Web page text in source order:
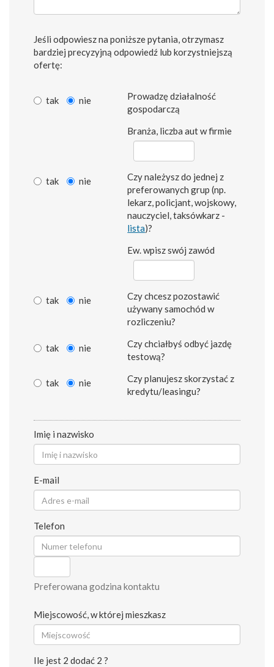
Jeśli odpowiesz na poniższe pytania, otrzymasz
bardziej precyzyjną odpowiedź lub korzystniejszą
ofertę:
tak nie
Prowadzę działalność
gospodarczą
Branża, liczba aut w firmie
tak nie
Czy należysz do jednej z
preferowanych grup (np.
lekarz, policjant, wojskowy,
nauczyciel, taksówkarz -
lista)?
Ew. wpisz swój zawód
tak nie
Czy chcesz pozostawić
używany samochód w
rozliczeniu?
tak nie
Czy chciałbyś odbyć jazdę
testową?
tak nie
Czy planujesz skorzystać z
kredytu/leasingu?
Imię i nazwisko
E-mail
Telefon
Preferowana godzina kontaktu
Miejscowość, w której mieszkasz
Ile jest 2 dodać 2 ?